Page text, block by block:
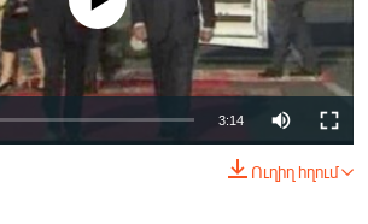
3:14
Ուղիղ հղում